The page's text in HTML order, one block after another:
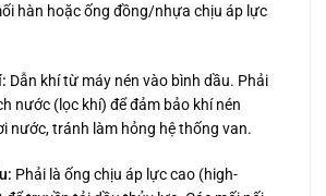
hàn hoặc ống đồng/nhựa chịu áp lực
Dẫn khí từ máy nén vào bình dầu. Phải
nước (lọc khí) để đảm bảo khí nén
nước, tránh làm hỏng hệ thống van.
Phải là ống chịu áp lực cao (high-